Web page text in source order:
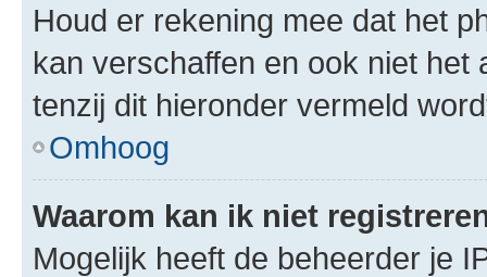
Houd er rekening mee dat het
kan verschaffen en ook niet
tenzij dit hieronder vermeld
Omhoog
Waarom kan ik niet
Mogelijk heeft de beheerder je